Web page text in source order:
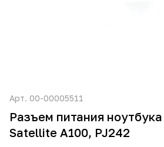
Арт. 00-00005511
Разъем питания
Satellite A100, PJ242